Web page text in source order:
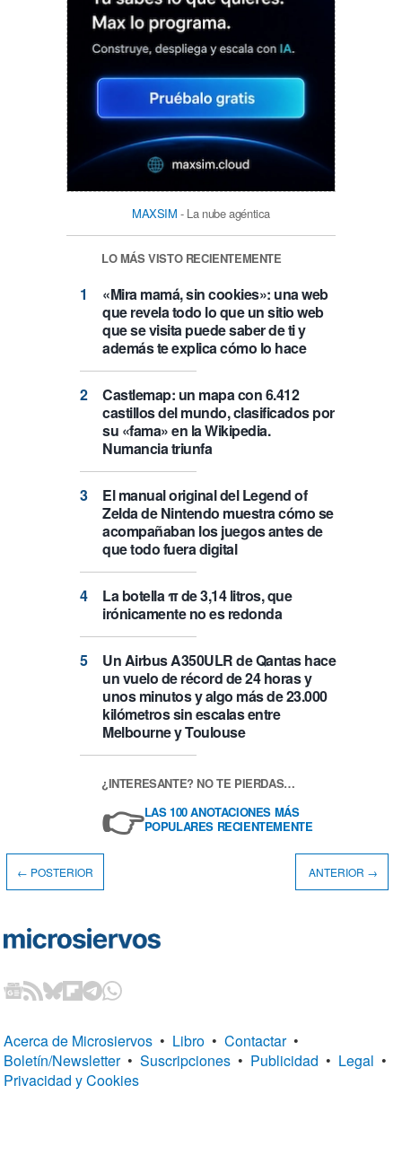
MAXSIM - La nube agéntica
LO MÁS VISTO RECIENTEMENTE
«Mira mamá, sin cookies»: una web
que revela todo lo que un sitio web
que se visita puede saber de ti y
además te explica cómo lo hace
Castlemap: un mapa con 6.412
castillos del mundo, clasificados por
su «fama» en la Wikipedia.
Numancia triunfa
El manual original del Legend of
Zelda de Nintendo muestra cómo se
acompañaban los juegos antes de
que todo fuera digital
La botella π de 3,14 litros, que
irónicamente no es redonda
Un Airbus A350ULR de Qantas hace
un vuelo de récord de 24 horas y
unos minutos y algo más de 23.000
kilómetros sin escalas entre
Melbourne y Toulouse
¿INTERESANTE? NO TE PIERDAS…
👉LAS 100 ANOTACIONES MÁS
POPULARES RECIENTEMENTE
← POSTERIOR ANTERIOR →
Acerca de Microsiervos • Libro • Contactar •
Boletín/Newsletter • Suscripciones • Publicidad • Legal •
Privacidad y Cookies